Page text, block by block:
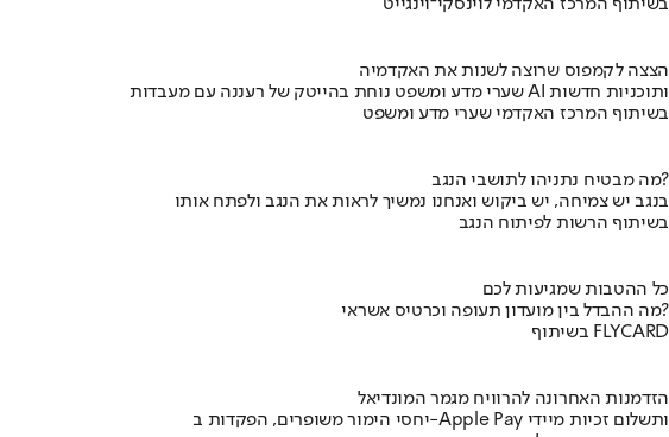
בשיתוף המרכז האקדמי לוינסקי־וינגייט
הצצה לקמפוס שרוצה לשנות את האקדמיה
שערי מדע ומשפט נוחת בהייטק של רעננה עם מעבדות AI ותוכניות חדשות
בשיתוף המרכז האקדמי שערי מדע ומשפט
מה מבטיח נתניהו לתושבי הנגב?
בנגב יש צמיחה, יש ביקוש ואנחנו נמשיך לראות את הנגב ולפתח אותו
בשיתוף הרשות לפיתוח הנגב
כל ההטבות שמגיעות לכם
מה ההבדל בין מועדון תעופה וכרטיס אשראי?
בשיתוף FLYCARD
הזדמנות האחרונה להרוויח מגמר המונדיאל
יחסי הימור משופרים, הפקדות ב-Apple Pay ותשלום זכיות מיידי